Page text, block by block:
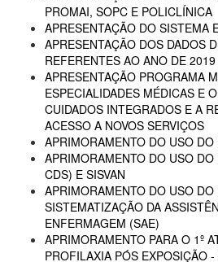
PROMAI, SOPC E POLICLÍNICA
APRESENTAÇÃO DO SISTEMA
APRESENTAÇÃO DOS DADOS
REFERENTES AO ANO DE
APRESENTAÇÃO PROGRAMA
ESPECIALIDADES MÉDICAS E
CUIDADOS INTEGRADOS E A
ACESSO A NOVOS SERVIÇOS
APRIMORAMENTO DO USO DO
APRIMORAMENTO DO USO
CDS) E SISVAN
APRIMORAMENTO DO USO DO
SISTEMATIZAÇÃO DA
ENFERMAGEM (SAE)
APRIMORAMENTO PARA O 1º
PROFILAXIA PÓS EXPOSIÇÃO